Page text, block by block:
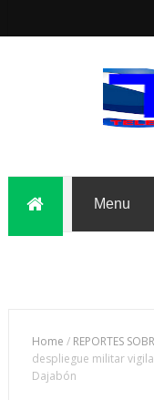
Home / REPORTES
despliegue militar
Dajabón